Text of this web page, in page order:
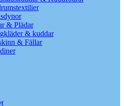
& Plädar
& kuddar
& Fällar